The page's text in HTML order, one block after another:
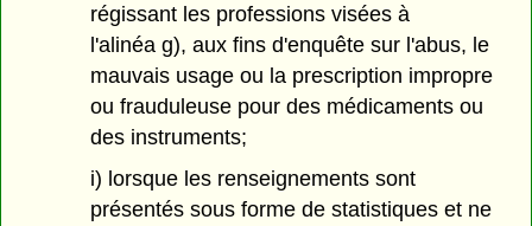
régissant les professions visées à
l'alinéa g), aux fins d'enquête sur l'abus, le
mauvais usage ou la prescription impropre
ou frauduleuse pour des médicaments ou
des instruments;
i) lorsque les renseignements sont
présentés sous forme de statistiques et ne